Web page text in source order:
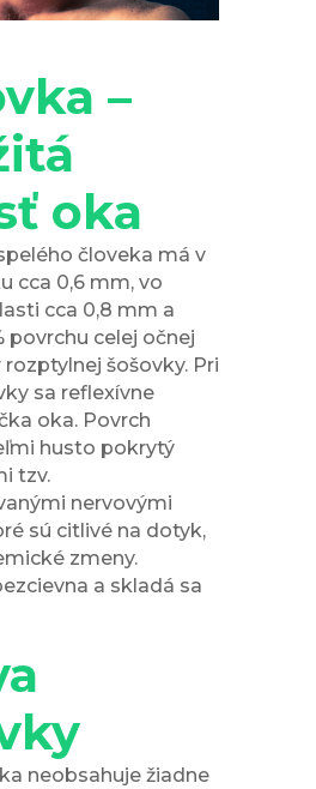
–
oka
človeka má v
cca 0,6 mm, vo
cca 0,8 mm a
povrchu celej očnej
rozptylnej šošovky. Pri
sa reflexívne
oka. Povrch
husto pokrytý
tzv.
nervovými
sú citlivé na dotyk,
zmeny.
a skladá sa
neobsahuje žiadne